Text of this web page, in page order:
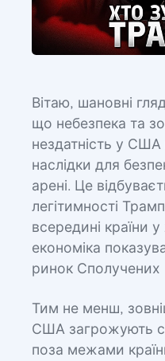
Вітаю, шановні
що небезпека та
нездатність у
наслідки для
арені. Це
легітимності
всередині країни
економіка
ринок Сполучених
Тим не менш,
США загрожують
поза межами